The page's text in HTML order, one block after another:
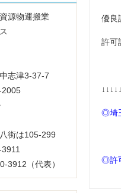
優良
許可
◎埼
◎許
源物運搬業
志津3-37-7
街は105-299
3912（代表）